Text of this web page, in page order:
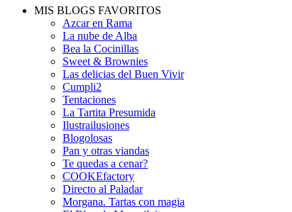
MIS BLOGS FAVORITOS
Azcar en Rama
La nube de Alba
Bea la Cocinillas
Sweet & Brownies
Las delicias del Buen Vivir
Cumpli2
Tentaciones
La Tartita Presumida
Ilustrailusiones
Blogolosas
Pan y otras viandas
Te quedas a cenar?
COOKEfactory
Directo al Paladar
Morgana. Tartas con magia